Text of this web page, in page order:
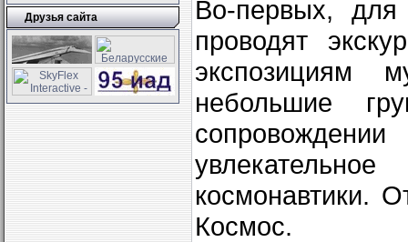
Друзья сайта
Во-первых,
проводят
экспозициям
небольшие
космонавтики.
Космос.